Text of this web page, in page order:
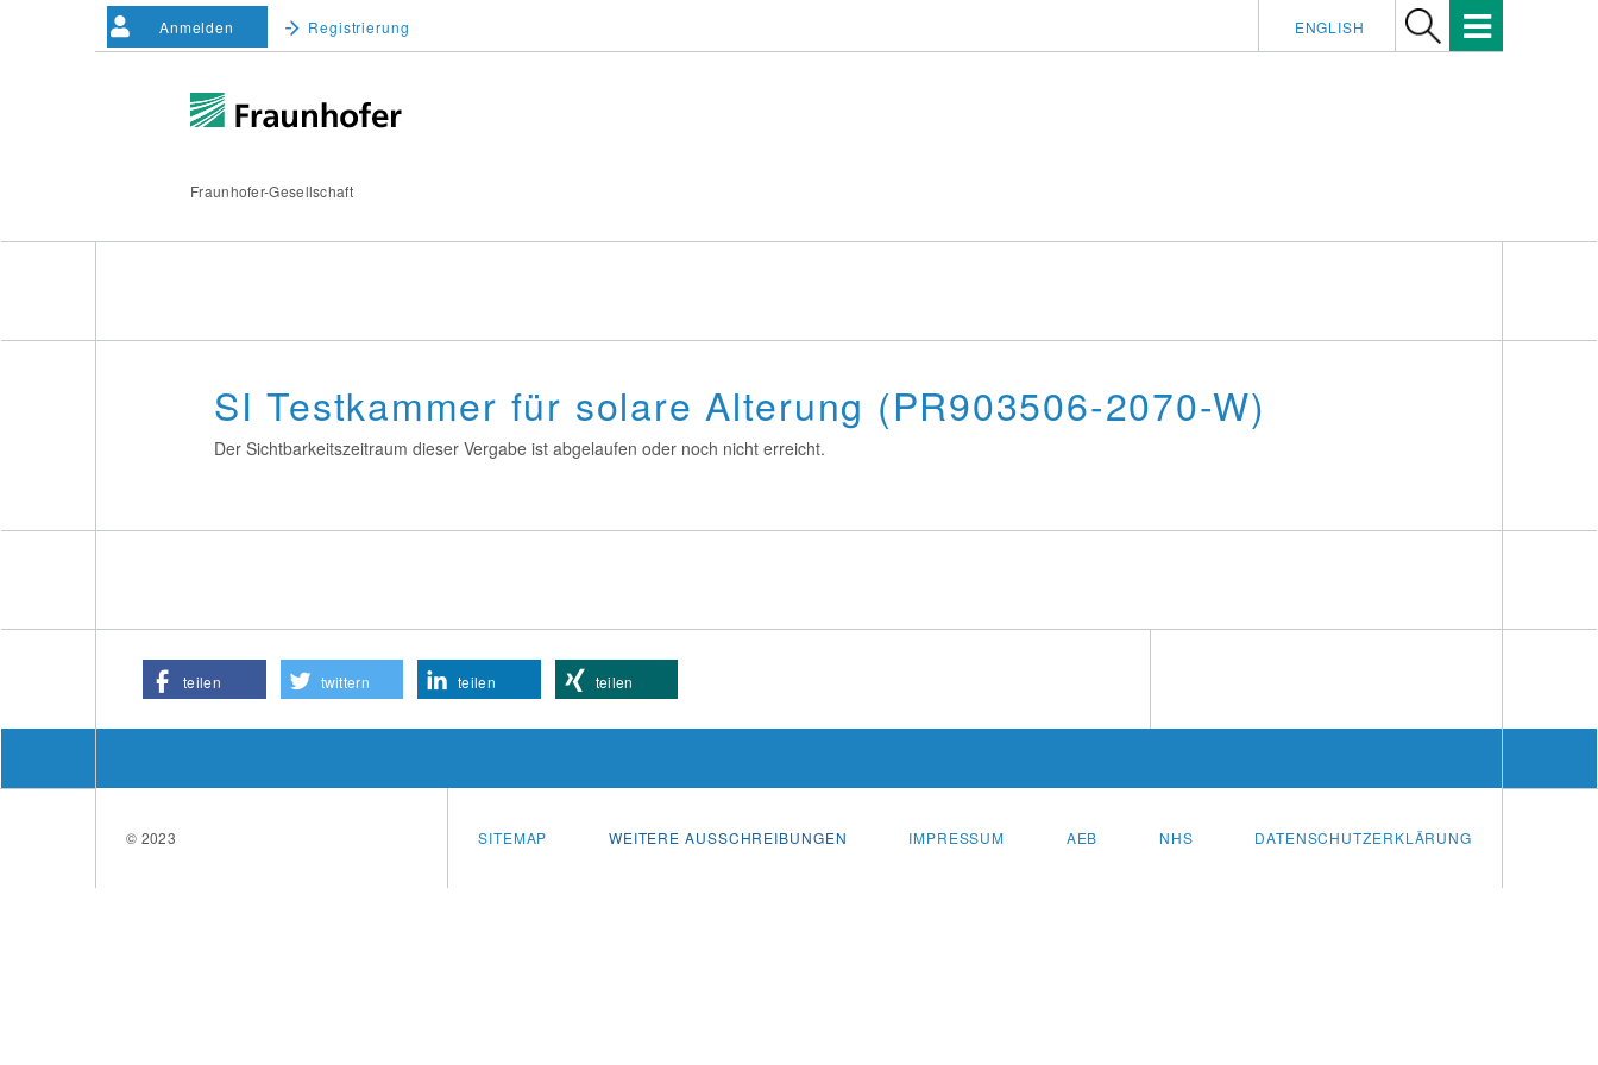
Fraunhofer-Gesellschaft
Anmelden Registrierung ENGLISH
SI Testkammer für solare Alterung (PR903506-2070-W)
Der Sichtbarkeitszeitraum dieser Vergabe ist abgelaufen oder noch nicht erreicht.
teilen twittern teilen teilen
SITEMAP WEITERE AUSSCHREIBUNGEN IMPRESSUM AEB NHS DATENSCHUTZERKLÄRUNG
© 2023